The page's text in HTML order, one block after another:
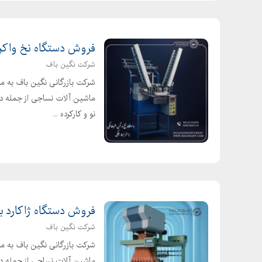
-هیدروموتور
هیدروموتور پیستونی ، هیدروموتور دنده ای ،
-هیدرولیک ماشین آلات راه سازی
پمپ تراکتور ، شیرهای راه دهنده ای پنوماتیک و
-الکتروموتور تک فاز و سه فاز
از /HP تا hp
-ساخت انواع
فروش دستگاه نخ
شرکت نگین باف
شرکت بازرگانی نگین باف به
ماشین آلات نساجی از جمله
نو و کارکرده ...
فروش دستگاه ژاکارد
شرکت نگین باف
شرکت بازرگانی نگین باف به